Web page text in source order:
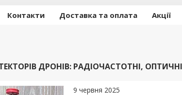
Контакти Доставка та оплата Акції
ДРОНІВ: РАДІОЧАСТОТНІ,
9 червня 2025